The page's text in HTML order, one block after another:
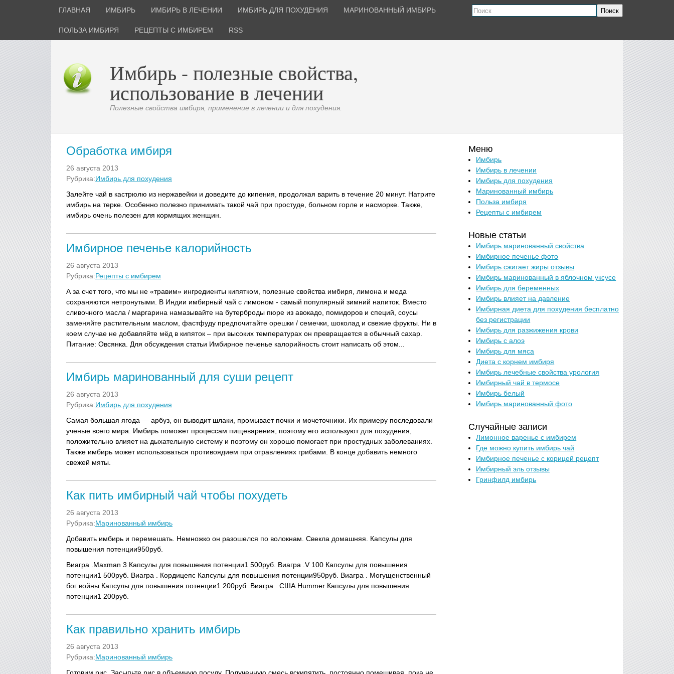
ГЛАВНАЯ ИМБИРЬ ИМБИРЬ В ЛЕЧЕНИИ ИМБИРЬ ДЛЯ ПОХУДЕНИЯ МАРИНОВАННЫЙ ИМБИРЬ
ПОЛЬЗА ИМБИРЯ РЕЦЕПТЫ С ИМБИРЕМ RSS
Поиск
Имбирь - полезные свойства,
использование в лечении
Полезные свойства имбиря, применение в лечении и для похудения.
Обработка имбиря
26 августа 2013
Рубрика:Имбирь для похудения
Залейте чай в кастрюлю из нержавейки и доведите до кипения, продолжая варить в течение 20 минут. Натрите
имбирь на терке. Особенно полезно принимать такой чай при простуде, больном горле и насморке. Также,
имбирь очень полезен для кормящих женщин.
Имбирное печенье калорийность
26 августа 2013
Рубрика:Рецепты с имбирем
А за счет того, что мы не «травим» ингредиенты кипятком, полезные свойства имбиря, лимона и меда
сохраняются нетронутыми. В Индии имбирный чай с лимоном - самый популярный зимний напиток. Вместо
сливочного масла / маргарина намазывайте на бутерброды пюре из авокадо, помидоров и специй, соусы
заменяйте растительным маслом, фастфуду предпочитайте орешки / семечки, шоколад и свежие фрукты. Ни в
коем случае не добавляйте мёд в кипяток – при высоких температурах он превращается в обычный сахар.
Питание: Овсянка. Для обсуждения статьи Имбирное печенье калорийность стоит написать об этом...
Имбирь маринованный для суши рецепт
26 августа 2013
Рубрика:Имбирь для похудения
Самая большая ягода — арбуз, он выводит шлаки, промывает почки и мочеточники. Их примеру последовали
ученые всего мира. Имбирь поможет процессам пищеварения, поэтому его используют для похудения,
положительно влияет на дыхательную систему и поэтому он хорошо помогает при простудных заболеваниях.
Также имбирь может использоваться противоядием при отравлениях грибами. В конце добавить немного
свежей мяты.
Как пить имбирный чай чтобы похудеть
26 августа 2013
Рубрика:Маринованный имбирь
Добавить имбирь и перемешать. Немножко он разошелся по волокнам. Свекла домашняя. Капсулы для
повышения потенции950руб.
Виагра .Maxman 3 Капсулы для повышения потенции1 500руб. Виагра .V 100 Капсулы для повышения
потенции1 500руб. Виагра . Кордицепс Капсулы для повышения потенции950руб. Виагра . Могущенственный
бог войны Капсулы для повышения потенции1 200руб. Виагра . США Hummer Капсулы для повышения
потенции1 200руб.
Как правильно хранить имбирь
26 августа 2013
Рубрика:Маринованный имбирь
Меню
Имбирь
Имбирь в лечении
Имбирь для похудения
Маринованный имбирь
Польза имбиря
Рецепты с имбирем
Новые статьи
Имбирь маринованный свойства
Имбирное печенье фото
Имбирь сжигает жиры отзывы
Имбирь маринованный в яблочном уксусе
Имбирь для беременных
Имбирь влияет на давление
Имбирная диета для похудения бесплатно
без регистрации
Имбирь для разжижения крови
Имбирь с алоэ
Имбирь для мяса
Диета с корнем имбиря
Имбирь лечебные свойства урология
Имбирный чай в термосе
Имбирь белый
Имбирь маринованный фото
Случайные записи
Лимонное варенье с имбирем
Где можно купить имбирь чай
Имбирное печенье с корицей рецепт
Имбирный эль отзывы
Гринфилд имбирь